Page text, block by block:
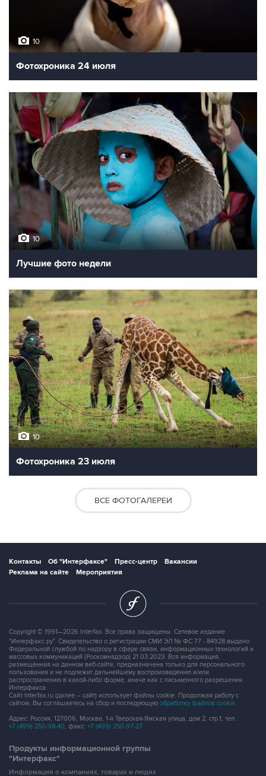
10
Фотохроника 24 июля
10
Лучшие фото недели
10
Фотохроника 23 июля
ВСЕ ФОТОГАЛЕРЕИ
Контакты Об "Интерфаксе" Пресс-центр
Вакансии
Реклама на сайте
Мероприятия
Copyright © 1991—2026 Interfax. Все права защищены. Сетевое издание
"Интерфакс.ру". Свидетельство о регистрации СМИ ЭЛ № ФС 77 - 84928 выдано
Федеральной службой по надзору в сфере связи, информационных технологий и
массовых коммуникаций (Роскомнадзор) 21.03.2023. Вся информация,
размещенная на данном веб-сайте, предназначена только для персонального
пользования и не подлежит дальнейшему воспроизведению и/или
распространению в какой-либо форме, иначе как с письменного разрешения
Интерфакса.
Сайт Interfax.ru (далее – сайт) использует файлы cookie. Продолжая работу с
сайтом, Вы соглашаетесь на сбор и последующую обработку файлов cookie.
Адрес: Россия, 127006, Москва, 1-я Тверская-Ямская улица, дом 2, стр.1, тел.:
+7 (499) 250-98-40, факс: +7 (499) 250-97-27
Продукты информационной группы
"Интерфакс"
Информация о компаниях, товарах и людях